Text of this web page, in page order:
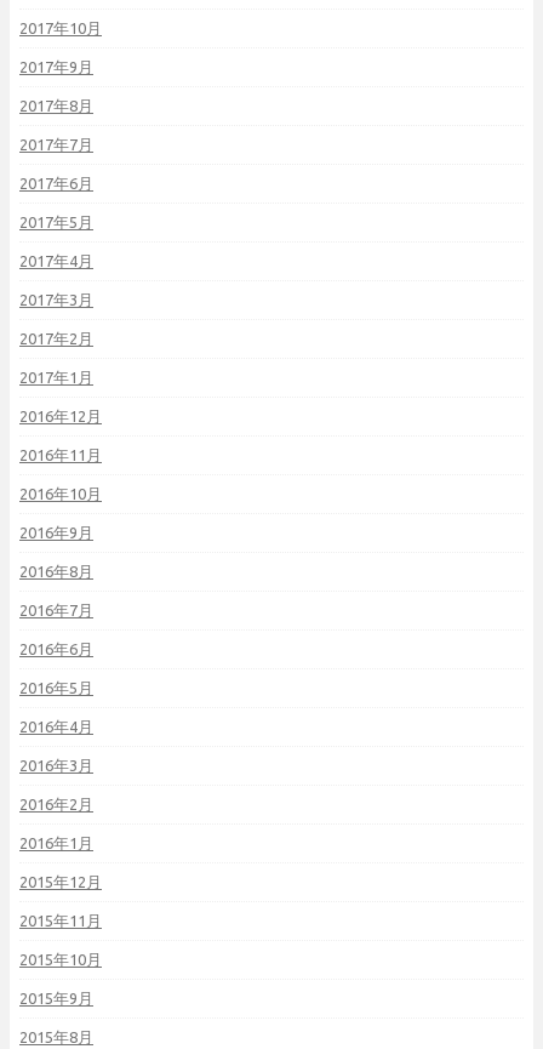
2017年10月
2017年9月
2017年8月
2017年7月
2017年6月
2017年5月
2017年4月
2017年3月
2017年2月
2017年1月
2016年12月
2016年11月
2016年10月
2016年9月
2016年8月
2016年7月
2016年6月
2016年5月
2016年4月
2016年3月
2016年2月
2016年1月
2015年12月
2015年11月
2015年10月
2015年9月
2015年8月